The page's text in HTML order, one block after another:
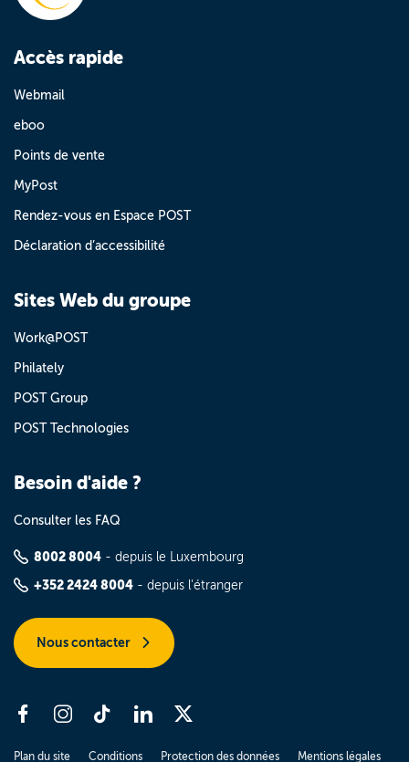
Accès rapide
Webmail
eboo
Points de vente
MyPost
Rendez-vous en Espace POST
Déclaration d’accessibilité
Sites Web du groupe
Work@POST
Philately
POST Group
POST Technologies
Besoin d'aide ?
Consulter les FAQ
8002 8004 - depuis le Luxembourg
+352 2424 8004 - depuis l'étranger
Nous contacter
Plan du site Conditions Protection des données Mentions légales